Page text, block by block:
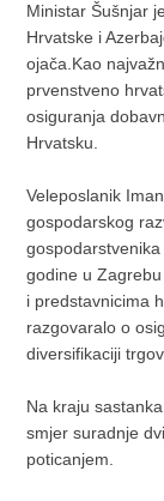
Ministar Šušnjar
Hrvatske i
ojača.Kao
prvenstveno
osiguranja
Hrvatsku.
Veleposlanik
gospodarskog
godine u
i predstavnicima
razgovaralo o
diversifikaciji
Na kraju
smjer suradnje
poticanjem.